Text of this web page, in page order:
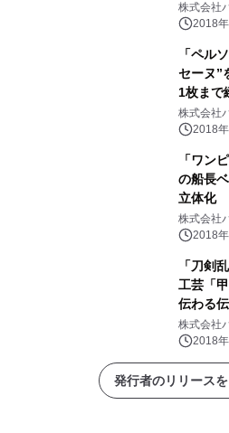
株式会社
2018
「ペル
セーヌ
1枚まで
株式会社
2018
「ワン
の船長
立体化
む・銃
株式会社
2018
「刀剣
工芸「
伝わる
付けし
株式会社
2018
発行者のリリース